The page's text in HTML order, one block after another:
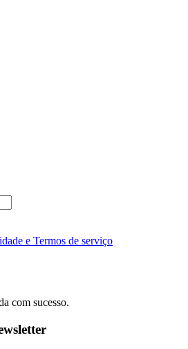
e Termos de serviço
com sucesso.